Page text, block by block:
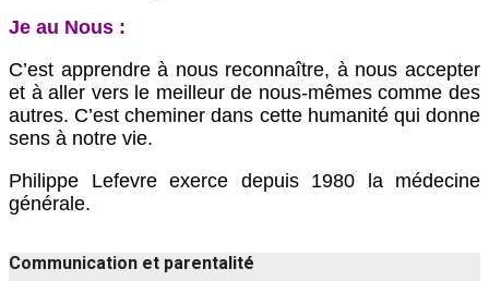
‍Je au Nous :
C’est apprendre à nous reconnaître, à nous accepter
et à aller vers le meilleur de nous-mêmes comme des
autres. C’est cheminer dans cette humanité qui donne
sens à notre vie.
Philippe Lefevre exerce depuis 1980 la médecine
générale.
Communication et parentalité